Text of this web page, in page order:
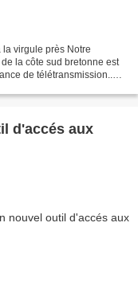
la virgule près Notre
la côte sud bretonne est
de télétransmission..
d'accés aux